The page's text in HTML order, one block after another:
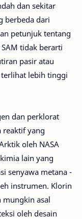
dan sekitar
berbeda dari
petunjuk tentang
tidak berarti
pasir atau
lebih tinggi
dan perklorat
reaktif yang
oleh NASA
lain yang
senyawa metana -
instrumen. Klorin
mungkin asal
oleh desain